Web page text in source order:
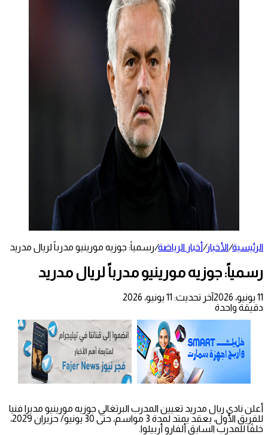
الرئيسية/الأخبار/أخبار الرياضة/رسمياً: جوزيه مورينيو مدرباً لريال مدريد
رسمياً: جوزيه مورينيو مدرباً لريال مدريد
11 يونيو، 2026
آخر تحديث: 11 يونيو، 2026
دقيقة واحدة
أعلن نادي ريال مدريد تعيين المدرب البرتغالي جوزيه مورينيو مديرا فنيا
للفريق الأول، بعقد يمتد لمدة 3 مواسم، حتى 30 يونيو/ حزيران 2029،
خلفًا للمدرب السابق ألفارو أربيلوا.